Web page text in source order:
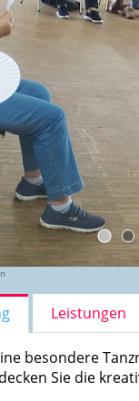
Leistungen
besondere
Sie die